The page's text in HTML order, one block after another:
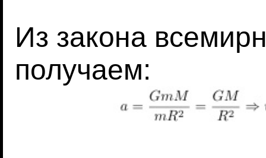
Из закона
получаем: